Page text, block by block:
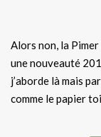
Alors non, la Pimer
une nouveauté
j’aborde là mais
comme le papier